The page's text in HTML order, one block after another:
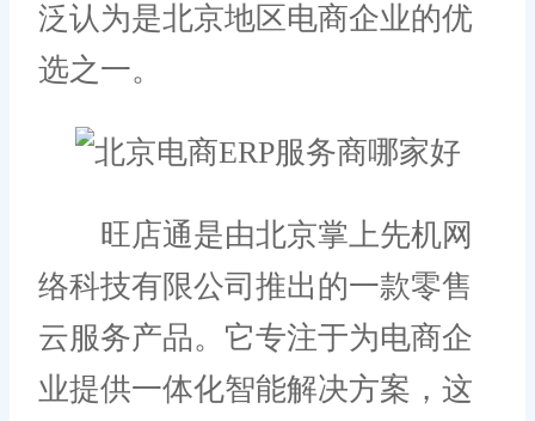
泛认为是北京地区电商企业的优
选之一。
旺店通是由北京掌上先机网
络科技有限公司推出的一款零售
云服务产品。它专注于为电商企
业提供一体化智能解决方案，这